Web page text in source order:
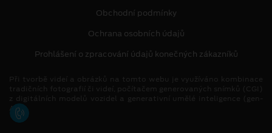
Obchodní podmínky
Ochrana osobních údajů
Prohlášení o zpracování údajů konečných zákazníků
AI).